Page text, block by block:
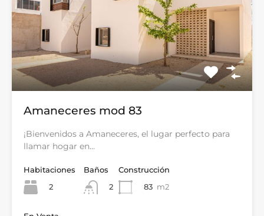
Amaneceres mod 83
¡Bienvenidos a Amaneceres, el lugar perfecto para
llamar hogar en…
Habitaciones
2
Baños
2
Construcción
83 m2